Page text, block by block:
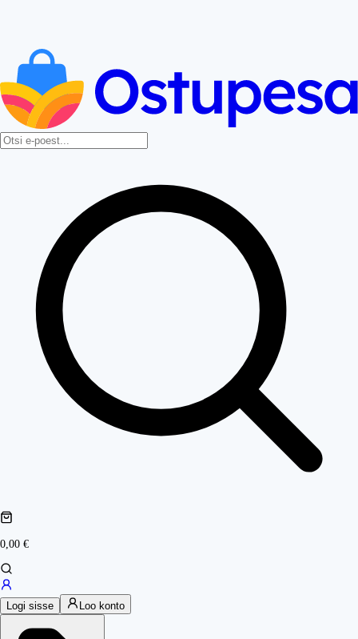
0,00 €
Logi sisse Loo konto